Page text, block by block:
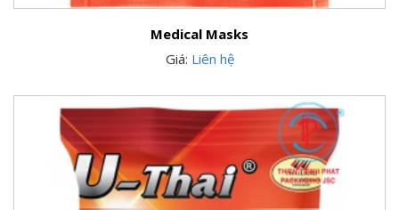
Medical Masks
Giá: Liên hệ